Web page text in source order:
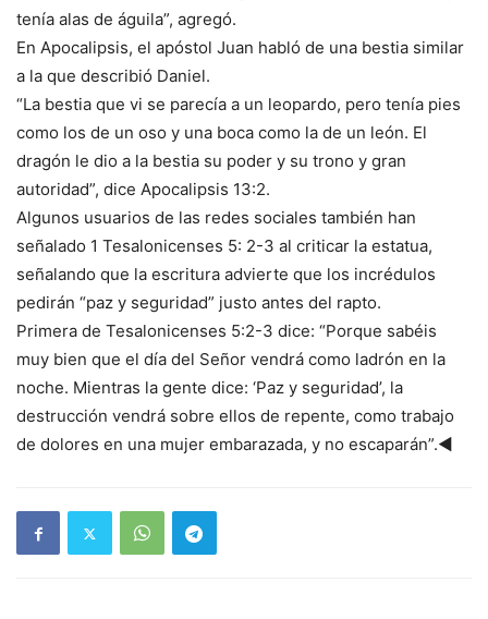
tenía alas de águila”, agregó.
En Apocalipsis, el apóstol Juan habló de una bestia similar
a la que describió Daniel.
“La bestia que vi se parecía a un leopardo, pero tenía pies
como los de un oso y una boca como la de un león. El
dragón le dio a la bestia su poder y su trono y gran
autoridad”, dice Apocalipsis 13:2.
Algunos usuarios de las redes sociales también han
señalado 1 Tesalonicenses 5: 2-3 al criticar la estatua,
señalando que la escritura advierte que los incrédulos
pedirán “paz y seguridad” justo antes del rapto.
Primera de Tesalonicenses 5:2-3 dice: “Porque sabéis
muy bien que el día del Señor vendrá como ladrón en la
noche. Mientras la gente dice: ‘Paz y seguridad’, la
destrucción vendrá sobre ellos de repente, como trabajo
de dolores en una mujer embarazada, y no escaparán”.◄